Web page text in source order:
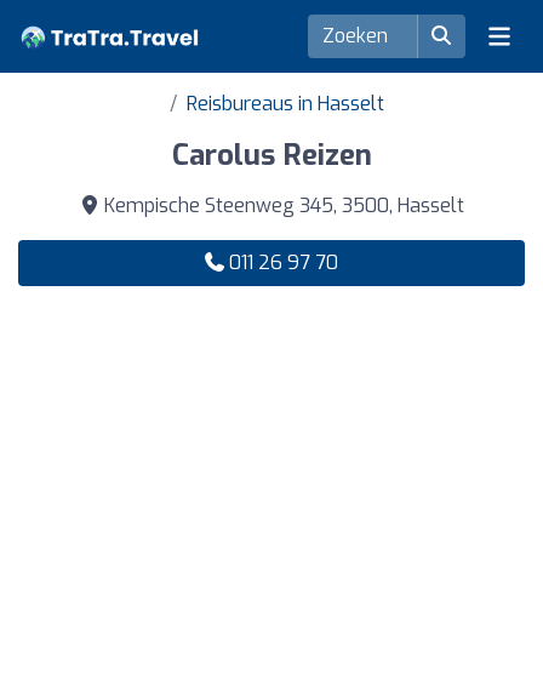
Reisbureaus in Hasselt
Carolus Reizen
Kempische Steenweg 345, 3500, Hasselt
011 26 97 70